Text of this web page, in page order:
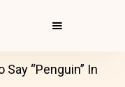
Say “Penguin” In